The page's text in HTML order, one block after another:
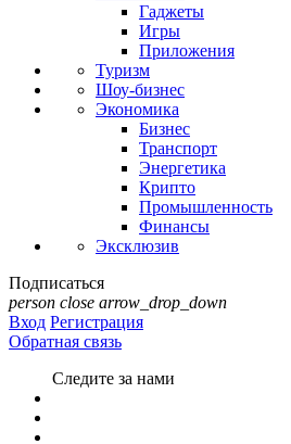
Гаджеты
Игры
Приложения
Туризм
Шоу-бизнес
Экономика
Бизнес
Транспорт
Энергетика
Крипто
Промышленность
Финансы
Эксклюзив
Подписаться
person close arrow_drop_down
Вход Регистрация
Обратная связь
Следите за нами